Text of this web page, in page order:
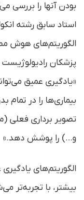
بودن آنها را بررسی
استاد سابق رشته
الگوریتم‌های هوش
پزشکان
«یادگیری عمیق
بیماری‌ها را در تمام
تصویر برداری فعلی
و…) را پوشش دهد.»
الگوریتم‌های
بیشتر، با تجربه‌تر